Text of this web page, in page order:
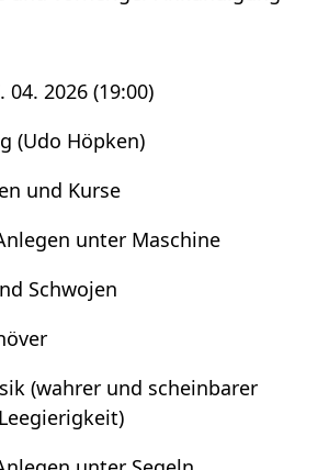
2026 (19:00)
(Udo Höp­ken)
Kurse
unter Maschine
und schein­ba­rer